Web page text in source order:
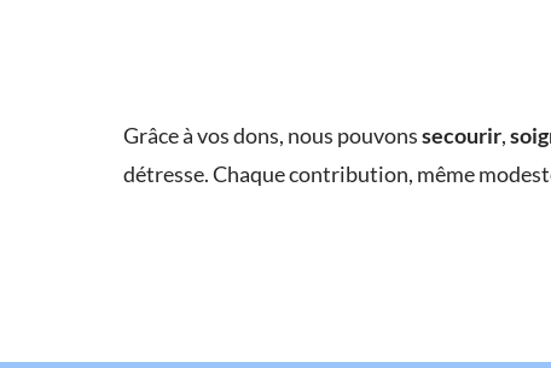
Grâce à vos dons, nous pouvonssecourir,
détresse. Chaque contribution, même